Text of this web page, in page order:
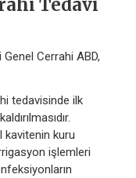
Tedavi
Cerrahi ABD,
tedavisinde ilk
kavitenin kuru
işlemleri